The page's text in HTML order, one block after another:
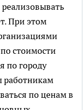
При этом
стоимости
по городу
работникам
по ценам в